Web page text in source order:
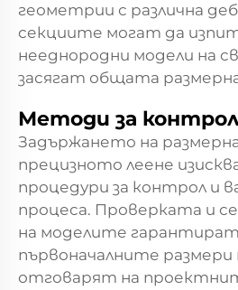
геометрии с различна
секциите могат да
нееднородни модели на
засягат общата
Методи за
Задържането на
прецизното леене
процедури за контрол и
процеса. Проверката и
на моделите
първоначалните размери
отговарят на